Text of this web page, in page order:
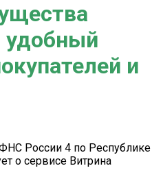
удобный
и
России 4 по Республике
о сервисе Витрина